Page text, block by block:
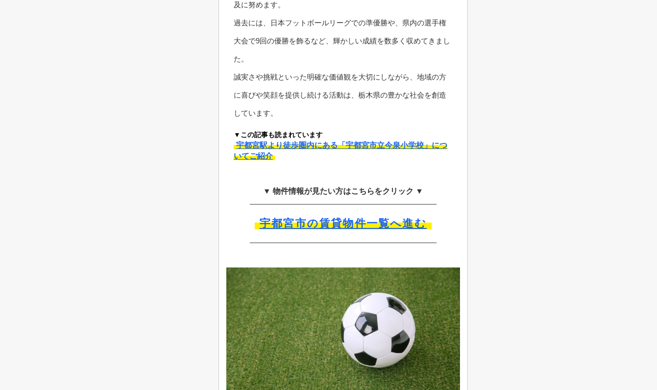
及に努めます。
過去には、日本フットボールリーグでの準優勝や、県内の選手権
大会で9回の優勝を飾るなど、輝かしい成績を数多く収めてきまし
た。
誠実さや挑戦といった明確な価値観を大切にしながら、地域の方
に喜びや笑顔を提供し続ける活動は、栃木県の豊かな社会を創造
しています。
▼この記事も読まれています
宇都宮駅より徒歩圏内にある「宇都宮市立今泉小学校」につ
いてご紹介
▼ 物件情報が見たい方はこちらをクリック ▼
宇都宮市の賃貸物件一覧へ進む